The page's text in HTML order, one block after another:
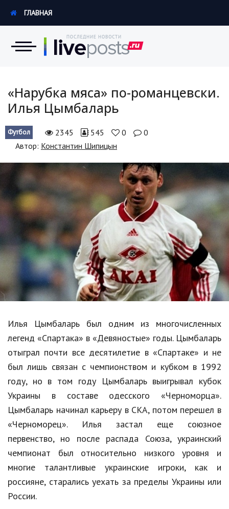
Новости
Экономика
Происшествия
Россия
Наука и техника
Политика
Образование
В мире
Культура
Авто, мото
Спорт
Знаменитости
Статьи
Обзоры
Рецепты
Красота и здоровье
Авто, мото
Дом и сад
ГЛАВНАЯ
«Нарубка мяса» по-романцевски.
Илья Цымбаларь
Футбол 2345 545 0
0
Автор: Константин Шипицын
Илья Цымбаларь был одним из многочисленных
легенд «Спартака» в «Девяностые» годы. Цымбаларь
отыграл почти все десятилетие в «Спартаке» и не
был лишь связан с чемпионством и кубком в 1992
году, но в том году Цымбаларь выигрывал кубок
Украины в составе одесского «Черноморца».
Цымбаларь начинал карьеру в СКА, потом перешел в
«Черноморец». Илья застал еще союзное
первенство, но после распада Союза, украинский
чемпионат был относительно низкого уровня и
многие талантливые украинские игроки, как и
россияне, старались уехать за пределы Украины или
России.